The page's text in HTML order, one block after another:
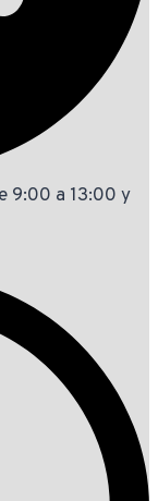
9:00 a 13:00 y